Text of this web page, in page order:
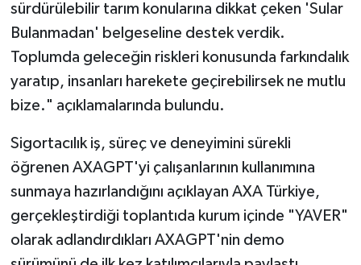
sürdürülebilir tarım konularına dikkat çeken 'Sular
Bulanmadan' belgeseline destek verdik.
Toplumda geleceğin riskleri konusunda farkındalık
yaratıp, insanları harekete geçirebilirsek ne mutlu
bize." açıklamalarında bulundu.
Sigortacılık iş, süreç ve deneyimini sürekli
öğrenen AXAGPT'yi çalışanlarının kullanımına
sunmaya hazırlandığını açıklayan AXA Türkiye,
gerçekleştirdiği toplantıda kurum içinde "YAVER"
olarak adlandırdıkları AXAGPT'nin demo